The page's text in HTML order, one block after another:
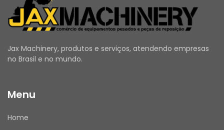
Jax Machinery, produtos e serviços, atendendo empresas
no Brasil e no mundo.
Menu
Home